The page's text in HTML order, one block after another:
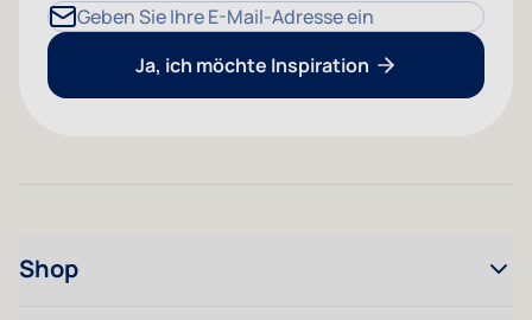
E-Mailadresse
Ja, ich möchte Inspiration
Shop